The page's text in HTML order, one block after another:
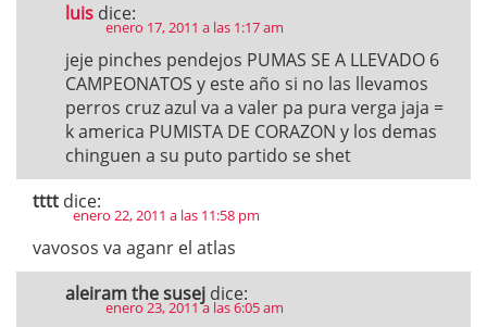
luis dice:
enero 17, 2011 a las 1:17 am
jeje pinches pendejos PUMAS SE A LLEVADO 6
CAMPEONATOS y este año si no las llevamos
perros cruz azul va a valer pa pura verga jaja =
k america PUMISTA DE CORAZON y los demas
chinguen a su puto partido se shet
tttt dice:
enero 22, 2011 a las 11:58 pm
vavosos va aganr el atlas
aleiram the susej dice:
enero 23, 2011 a las 6:05 am